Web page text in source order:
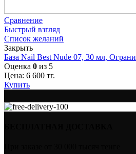
Сравнение
Быстрый взгляд
Список желаний
Закрыть
База Nail Best Nude 07, 30 мл,
Оценка 0 из 5
Цена: 6 600 тг.
Купить